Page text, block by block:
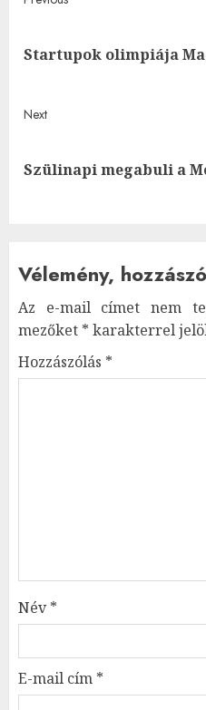
navigation
Startupok olimpiája
Next
Next
Szülinapi megabuli a
Vélemény,
Az e-mail címet nem
mezőket * karakterrel
Hozzászólás *
Név*
E-mail cím *